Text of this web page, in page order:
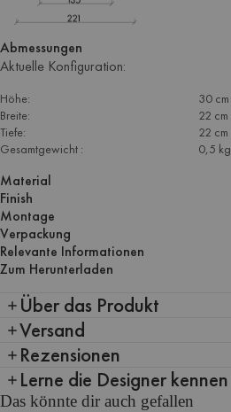
Abmessungen
Aktuelle Konfiguration:
Höhe:
30 cm
Breite:
22 cm
Tiefe:
22 cm
Gesamtgewicht :
0,5 kg
Material
Finish
Montage
Verpackung
Relevante Informationen
Zum Herunterladen
Über das Produkt
Versand
Rezensionen
Lerne die Designer kennen
Das könnte dir auch gefallen